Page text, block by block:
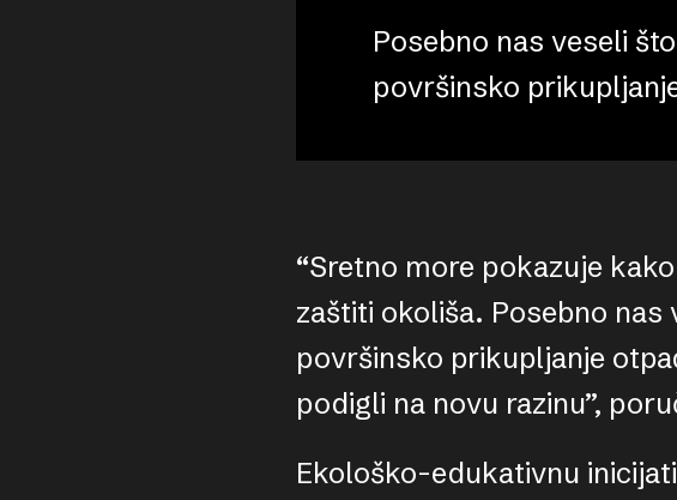
Posebno nas veseli
površinsko
“Sretno more pokazuje
zaštiti okoliša. Posebno nas
površinsko prikupljanje
podigli na novu razinu”,
Ekološko-edukativnu